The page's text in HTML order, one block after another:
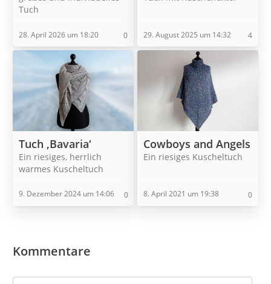
Tuch
28. April 2026 um 18:20 0 29. August 2025 um 14:32 4
Tuch ‚Bavaria‘
Ein riesiges, herrlich
warmes Kuscheltuch
9. Dezember 2024 um 14:06 0
Cowboys and Angels
Ein riesiges Kuscheltuch
8. April 2021 um 19:38 0
Kommentare